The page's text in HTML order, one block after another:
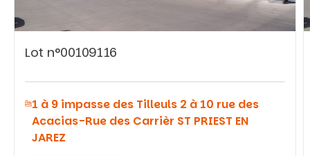
Rechercher
Lot n°00109116
1 à 9 impasse des Tilleuls 2 à 10 rue des
Acacias-Rue des Carrièr ST PRIEST EN
JAREZ